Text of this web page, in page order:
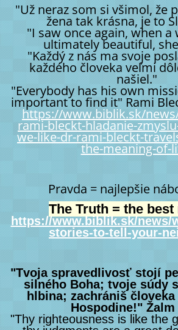
"Už neraz som si všimol, že
žena tak krásna, je to
"I saw once again, when a
ultimately beautiful,
"Každý z nás ma svoje
každého človeka veľmi
našiel."
"Everybody has his own
important to find it" Rami
https://www.biblik.sk/
rami-bleckt-hladanie-
we-like-dr-rami-bleckt-
the-meaning-of-
Pravda = najlepšie
The Truth = the
https://www.biblik.sk/news/
stories-to-tell-your-
"Tvoja spravedlivosť stojí
silného Boha; tvoje súdy
hlbina; zachrániš
Hospodine!" Žalm
"Thy righteousness is like the